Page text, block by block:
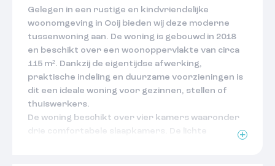
Gelegen in een rustige en kindvriendelijke
woonomgeving in Ooij bieden wij deze moderne
tussenwoning aan. De woning is gebouwd in 2018
en beschikt over een woonoppervlakte van circa
115 m². Dankzij de eigentijdse afwerking,
praktische indeling en duurzame voorzieningen is
dit een ideale woning voor gezinnen, stellen of
thuiswerkers.
De woning beschikt over vier kamers waaronder
drie comfortabele slaapkamers. De lichte